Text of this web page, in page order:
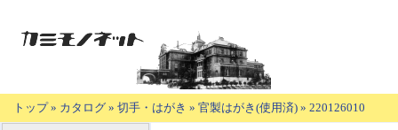
トップ» カタログ » 切手・はがき » 官製はがき(使用済) » 220126010